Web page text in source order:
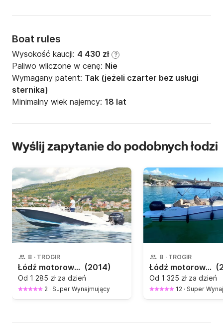
Boat rules
Wysokość kaucji: 4 430 zł ?
Paliwo wliczone w cenę: Nie
Wymagany patent: Tak (jeżeli czarter bez usługi
sternika)
Minimalny wiek najemcy: 18 lat
Wyślij zapytanie do podobnych łodzi
8 · TROGIR
Łódź motorowa QUICKSILVER 675 Activ Open 150KM (2014)
Od 1 285 zł za dzień
2 · Super Wynajmujący
8 · TROGIR
Łódź motorowa Quicksilver Activ 675 Open 7.25m 150KM
Od 1 325 zł za dzień
12 · Super